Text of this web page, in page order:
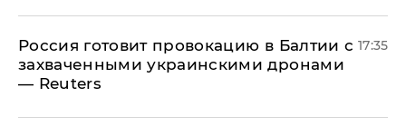
​Россия готовит провокацию в Балтии с
захваченными украинскими дронами
— Reuters
17:35